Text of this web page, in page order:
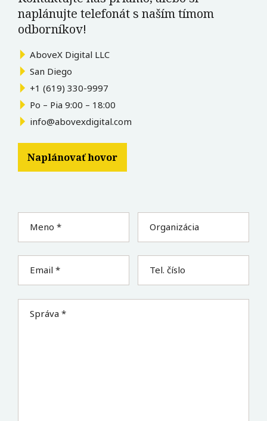
naplánujte telefonát s naším tímom
odborníkov!
AboveX Digital LLC
San Diego
+1 (619) 330-9997
Po – Pia 9:00 – 18:00
info@abovexdigital.com
Naplánovať hovor
Meno * Organizácia
Email * Tel. číslo
Správa *